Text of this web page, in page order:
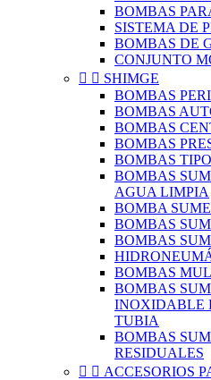
BOMBAS
SISTEMA DE
BOMBAS DE
CONJUNTO
  SHIMGE
BOMBAS
BOMBAS
BOMBAS
BOMBAS
BOMBAS
BOMBAS
AGUA LIMPIA
BOMBA
BOMBAS
BOMBAS
BOMBAS
BOMBAS
INOXIDABLE
TUBIA
BOMBAS
RESIDUALES
  ACCESORIOS